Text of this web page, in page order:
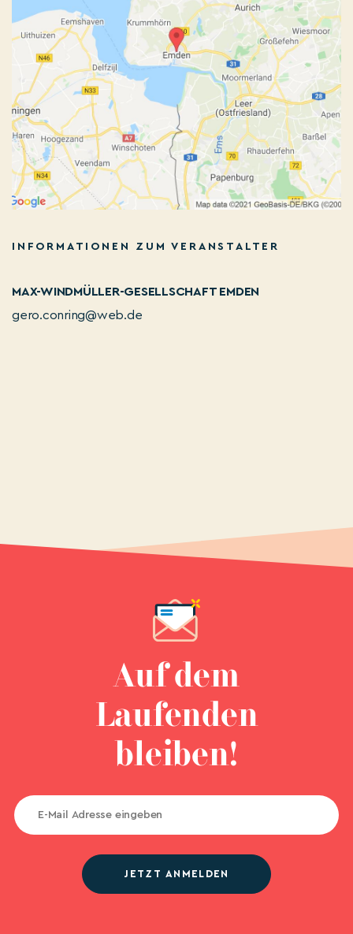
INFORMATIONEN ZUM VERANSTALTER
MAX-WINDMÜLLER-GESELLSCHAFT EMDEN
gero.conring@web.de
Auf dem
Laufenden
bleiben!
JETZT ANMELDEN